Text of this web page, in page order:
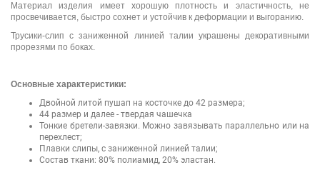
Материал изделия имеет хорошую плотность и эластичность, не
просвечивается, быстро сохнет и устойчив к деформации и выгоранию.
Трусики-слип с заниженной линией талии украшены декоративными
прорезями по боках.
Основные характеристики:
Двойной литой пушап на косточке до 42 размера;
44 размер и далее - твердая чашечка
Тонкие бретели-завязки. Можно завязывать параллельно или на
перехлест;
Плавки слипы, с заниженной линией талии;
Состав ткани: 80% полиамид, 20% эластан.